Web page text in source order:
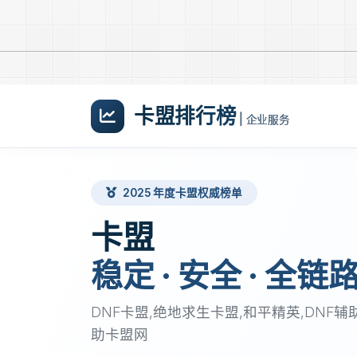
卡盟排行榜| 企业服务
2025 年度卡盟权威榜单
卡盟
稳定 · 安全 · 全链
DNF卡盟,绝地求生卡盟,和平精英,DNF
助卡盟网